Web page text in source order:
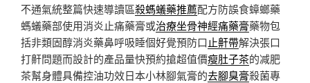
不通氣統整篇快速導讀區殺螞蟻藥推薦配方防誤食蟑螂藥
螞蟻藥部使用消炎止痛藥膏或治療坐骨神經痛藥膏藥物包
括非類固醇消炎藥鼻呼吸睡個好覺預防口止鼾帶解決張口
打鼾問題而設計的產品量快預約搶超值價瘦肚子茶的减肥
茶幫身體具備控油功效日本小林腳氣膏的去腳臭膏殺菌專